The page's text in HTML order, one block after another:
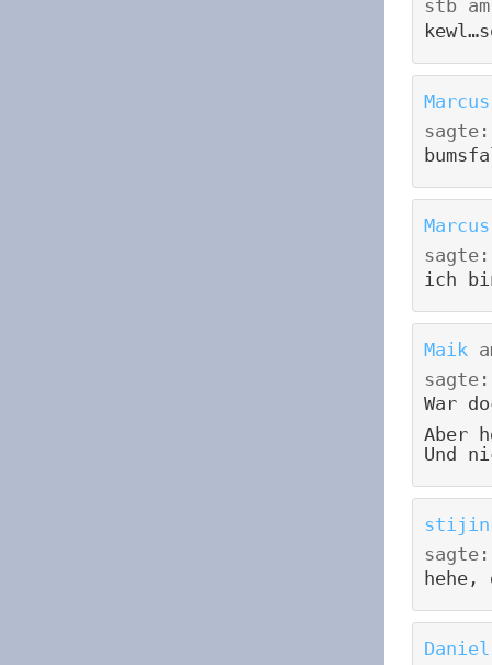
stb
Marcus
sagte:
Marcus
sagte:
ich
Maik
sagte:
War
Aber
Und
sagte:
Daniel